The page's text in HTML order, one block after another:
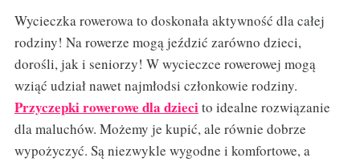
Wycieczka rowerowa to doskonała aktywność dla całej
rodziny! Na rowerze mogą jeździć zarówno dzieci,
dorośli, jak i seniorzy! W wycieczce rowerowej mogą
wziąć udział nawet najmłodsi członkowie rodziny.
Przyczepki rowerowe dla dziecito idealne rozwiązanie
dla maluchów. Możemy je kupić, ale równie dobrze
wypożyczyć. Są niezwykle wygodne i komfortowe, a